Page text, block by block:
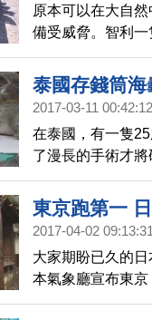
原本可以在大自
備受威脅。智利
死，而祕魯這邊
泰國存錢筒
2017-03-11 00:42:12
在泰國，有一隻
了漫長的手術才將
東京跑第一
2017-04-02 09:13:31
大家期盼已久的
本氣象廳宣布東京